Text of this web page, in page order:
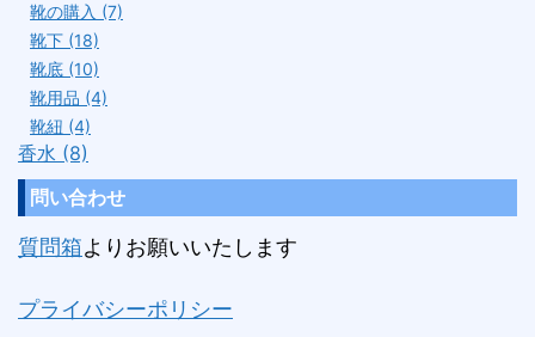
靴の購入 (7)
靴下 (18)
靴底 (10)
靴用品 (4)
靴紐 (4)
香水 (8)
問い合わせ
質問箱よりお願いいたします
プライバシーポリシー